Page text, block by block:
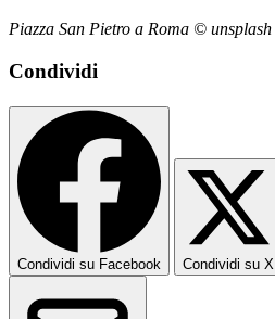
Piazza San Pietro a Roma © unsplash
Condividi
Condividi su Facebook Condividi su X